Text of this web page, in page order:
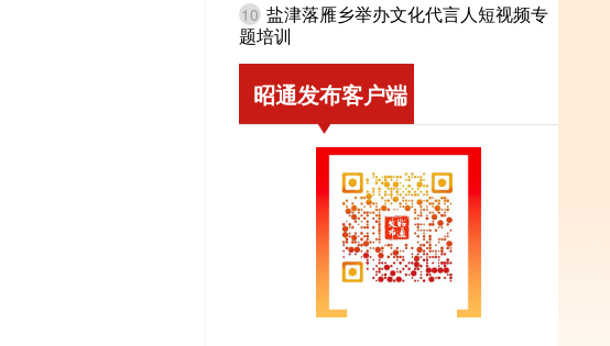
10 盐津落雁乡举办文化代言人短视频专
题培训
昭通发布客户端